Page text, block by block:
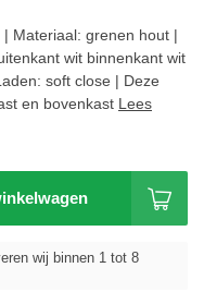
Materiaal: grenen hout |
wit binnenkant wit
soft close | Deze
en bovenkast Lees
wij binnen 1 tot 8